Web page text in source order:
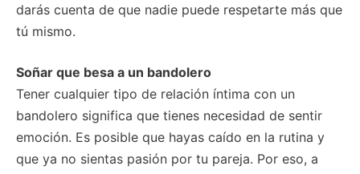
darás cuenta de que nadie puede respetarte más que
tú mismo.
Soñar que besa a un bandolero
Tener cualquier tipo de relación íntima con un
bandolero significa que tienes necesidad de sentir
emoción. Es posible que hayas caído en la rutina y
que ya no sientas pasión por tu pareja. Por eso, a